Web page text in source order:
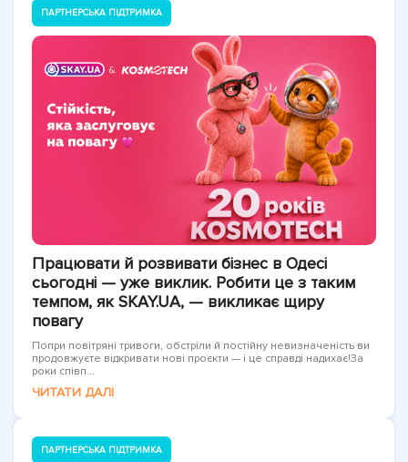
ПАРТНЕРСЬКА ПІДТРИМКА
Працювати й розвивати бізнес в Одесі
сьогодні — уже виклик. Робити це з таким
темпом, як SKAY.UA, — викликає щиру
повагу
Попри повітряні тривоги, обстріли й постійну невизначеність ви
продовжуєте відкривати нові проєкти — і це справді надихає!За
роки співп...
ЧИТАТИ ДАЛІ
ПАРТНЕРСЬКА ПІДТРИМКА